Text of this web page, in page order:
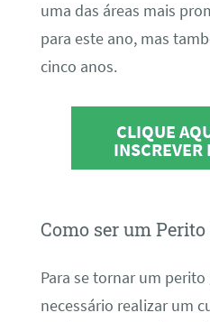
uma das áreas mais
para este ano, mas
cinco anos.
CLIQUE
INSCREVER
Como ser um
Para se tornar um
necessário realizar um